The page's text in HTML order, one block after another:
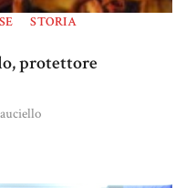
STORIA
protettore